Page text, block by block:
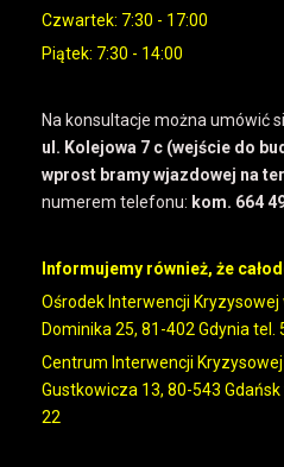
Czwartek: 7:30 - 17:00
Piątek: 7:30 - 14:00
Na konsultacje można umówić
ul. Kolejowa 7 c (wejście do
wprost bramy wjazdowej na
numerem telefonu: kom. 664
Informujemy również, że
Ośrodek Interwencji Kryzysowej
Dominika 25, 81-402 Gdynia tel.
Centrum Interwencji Kryzysowej
Gustkowicza 13, 80-543
22